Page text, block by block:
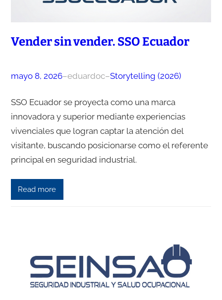
Vender sin vender. SSO Ecuador
mayo 8, 2026–eduardoc–Storytelling (2026)
SSO Ecuador se proyecta como una marca
innovadora y superior mediante experiencias
vivenciales que logran captar la atención del
visitante, buscando posicionarse como el referente
principal en seguridad industrial.
Read more